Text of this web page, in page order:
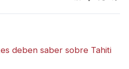
deben saber sobre Tahiti